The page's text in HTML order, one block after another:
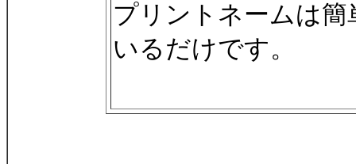
プリントネームは
いるだけです。